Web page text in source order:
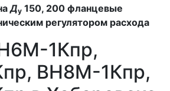
Ду 150, 200 фланцевые
регулятором расхода
1Кпр,
ВН8M-1Кпр,